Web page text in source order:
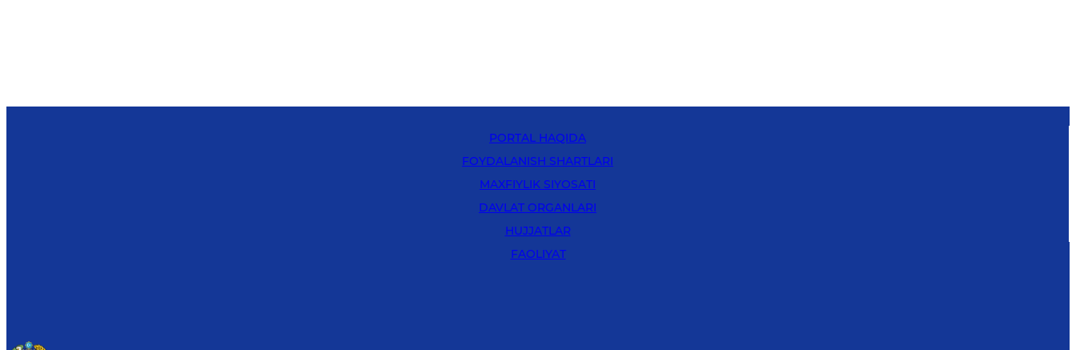
PORTAL HAQIDA
FOYDALANISH SHARTLARI
MAXFIYLIK SIYOSATI
DAVLAT ORGANLARI
HUJJATLAR
FAOLIYAT